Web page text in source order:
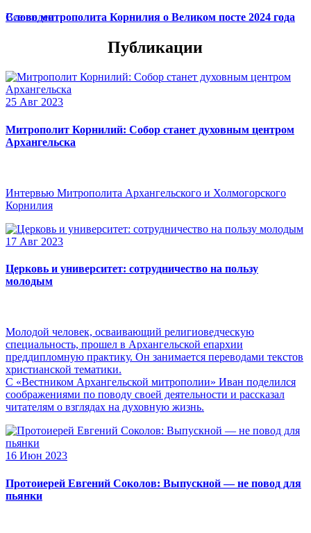
Слово митрополита Корнилия о Великом посте 2024 года
Все видео
Публикации
25 Авг 2023
Митрополит Корнилий: Собор станет духовным центром
Архангельска
Интервью Митрополита Архангельского и Холмогорского
Корнилия
17 Авг 2023
Церковь и университет: сотрудничество на пользу
молодым
Молодой человек, осваивающий религиоведческую
специальность, прошел в Архангельской епархии
преддипломную практику. Он занимается переводами текстов
христианской тематики.
С «Вестником Архангельской митрополии» Иван поделился
соображениями по поводу своей деятельности и рассказал
читателям о взглядах на духовную жизнь.
16 Июн 2023
Протоиерей Евгений Соколов: Выпускной — не повод для
пьянки